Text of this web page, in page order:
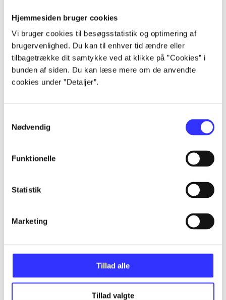
Hjemmesiden bruger cookies
Vi bruger cookies til besøgsstatistik og optimering af
brugervenlighed. Du kan til enhver tid ændre eller
tilbagetrække dit samtykke ved at klikke på ”Cookies” i
bunden af siden. Du kan læse mere om de anvendte
cookies under ”Detaljer”.
Nødvendig
Funktionelle
Statistik
Marketing
Tillad alle
Tillad valgte
Artikler
Alle registrerede artikler fordelt på udgivelser
...
...
...
...